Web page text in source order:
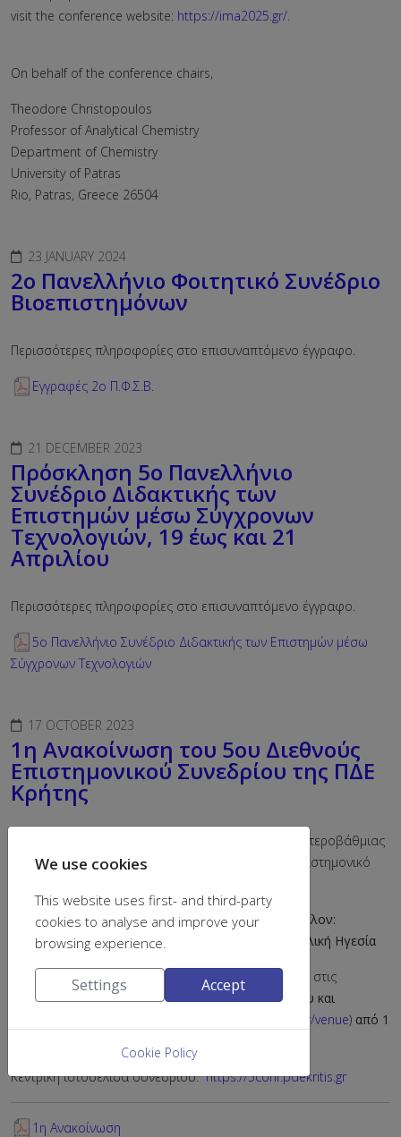
visit the conference website: https://ima2025.gr/.
On behalf of the conference chairs,
Theodore Christopoulos
Professor of Analytical Chemistry
Department of Chemistry
University of Patras
Rio, Patras, Greece 26504
23 JANUARY 2024
2ο Πανελλήνιο Φοιτητικό Συνέδριο
Βιοεπιστημόνων
Περισσότερες πληροφορίες στο επισυναπτόμενο έγγραφο.
Εγγραφές 2ο Π.Φ.Σ.Β.
21 DECEMBER 2023
Πρόσκληση 5ο Πανελλήνιο
Συνέδριο Διδακτικής των
Επιστημών μέσω Σύγχρονων
Τεχνολογιών, 19 έως και 21
Απριλίου
Περισσότερες πληροφορίες στο επισυναπτόμενο έγγραφο.
5ο Πανελλήνιο Συνέδριο Διδακτικής των Επιστημών μέσω
Σύγχρονων Τεχνολογιών
17 OCTOBER 2023
1η Ανακοίνωση του 5ου Διεθνούς
Επιστημονικού Συνεδρίου της ΠΔΕ
Κρήτης
Η Περιφερειακή Διεύθυνση Πρωτοβάθμιας και Δευτεροβάθμιας
Εκπαίδευσης Κρήτης διοργανώνει το 5
Διεθνές Επιστημονικό
Μορφές ανάπτυξης του Σχολείου για βιώσιμο μέλλον:
Νέοι ορίζοντες στη σύγχρονη Εκπαίδευση και σχολική Ηγεσία
Οι εργασίες του θα πραγματοποιηθούν διά ζώσης στις
κτηριακές εγκαταστάσεις τουΠρότυπου Γυμνασίου και
https://5conf.pdekritis.gr/venue) από 1
Κεντρική ιστοσελίδα συνεδρίου:https://5conf.pdekritis.gr
1η Ανακοίνωση
We use cookies
This website uses first- and third-party
cookies to analyse and improve your
browsing experience.
Settings Accept
Cookie Policy